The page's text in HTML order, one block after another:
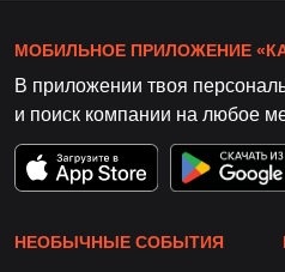
МОБИЛЬНОЕ ПРИЛОЖЕНИЕ
В приложении твоя
и поиск компании на любое
НЕОБЫЧНЫЕ СОБЫТИЯ